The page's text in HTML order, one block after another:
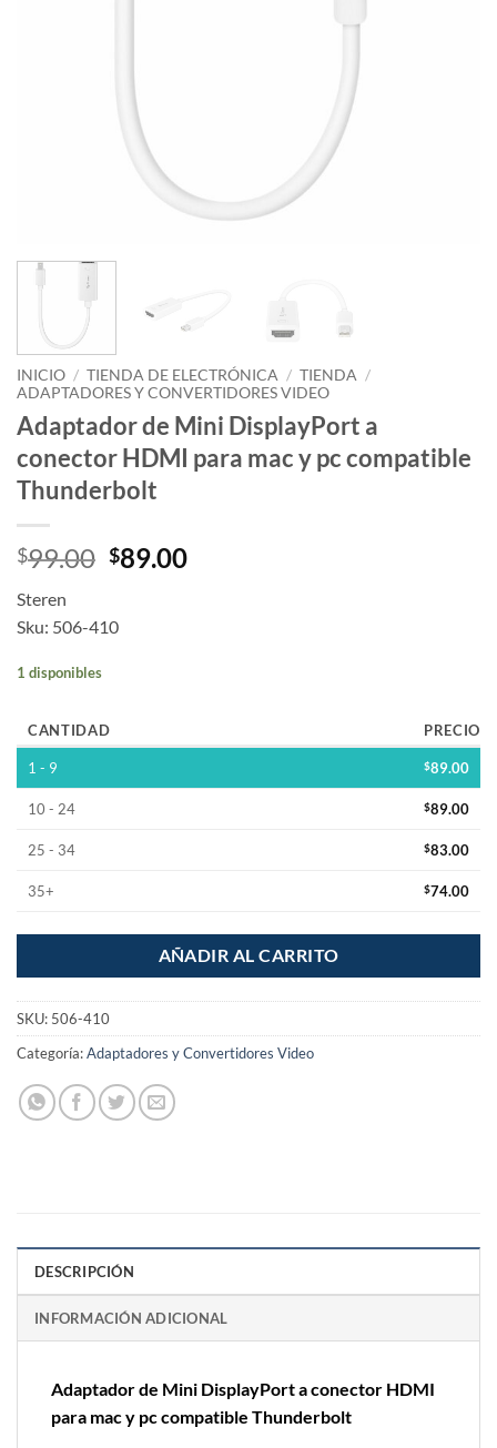
INICIO / TIENDA DE ELECTRÓNICA / TIENDA /
ADAPTADORES Y CONVERTIDORES VIDEO
Adaptador de Mini DisplayPort a
conector HDMI para mac y pc compatible
Thunderbolt
$99.00 $89.00
Steren
Sku: 506-410
1 disponibles
CANTIDAD PRECIO
1 - 9 $89.00
10 - 24 $89.00
25 - 34 $83.00
35+ $74.00
AÑADIR AL CARRITO
SKU: 506-410
Categoría:Adaptadores y Convertidores Video
DESCRIPCIÓN
INFORMACIÓN ADICIONAL
Adaptador de Mini DisplayPort a conector HDMI
para mac y pc compatible Thunderbolt